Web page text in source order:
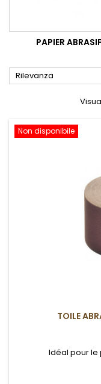
PAPIER ABRASIF
Rilevanza
Non disponibile
TOILE
Idéal pour le